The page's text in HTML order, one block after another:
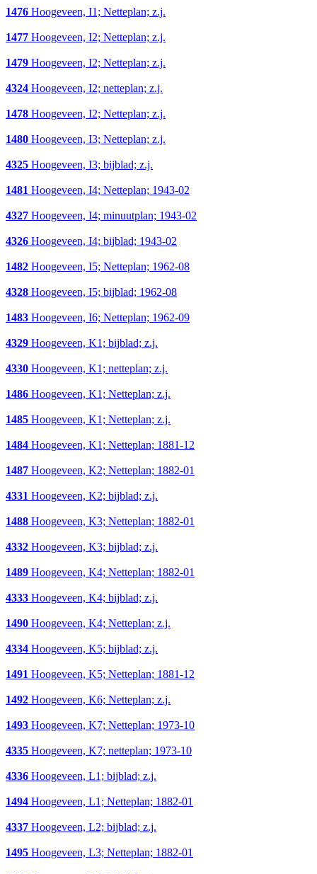
1476 Hoogeveen, I1; Netteplan; z.j.
1477 Hoogeveen, I2; Netteplan; z.j.
1479 Hoogeveen, I2; Netteplan; z.j.
4324 Hoogeveen, I2; netteplan; z.j.
1478 Hoogeveen, I2; Netteplan; z.j.
1480 Hoogeveen, I3; Netteplan; z.j.
4325 Hoogeveen, I3; bijblad; z.j.
1481 Hoogeveen, I4; Netteplan; 1943-02
4327 Hoogeveen, I4; minuutplan; 1943-02
4326 Hoogeveen, I4; bijblad; 1943-02
1482 Hoogeveen, I5; Netteplan; 1962-08
4328 Hoogeveen, I5; bijblad; 1962-08
1483 Hoogeveen, I6; Netteplan; 1962-09
4329 Hoogeveen, K1; bijblad; z.j.
4330 Hoogeveen, K1; netteplan; z.j.
1486 Hoogeveen, K1; Netteplan; z.j.
1485 Hoogeveen, K1; Netteplan; z.j.
1484 Hoogeveen, K1; Netteplan; 1881-12
1487 Hoogeveen, K2; Netteplan; 1882-01
4331 Hoogeveen, K2; bijblad; z.j.
1488 Hoogeveen, K3; Netteplan; 1882-01
4332 Hoogeveen, K3; bijblad; z.j.
1489 Hoogeveen, K4; Netteplan; 1882-01
4333 Hoogeveen, K4; bijblad; z.j.
1490 Hoogeveen, K4; Netteplan; z.j.
4334 Hoogeveen, K5; bijblad; z.j.
1491 Hoogeveen, K5; Netteplan; 1881-12
1492 Hoogeveen, K6; Netteplan; z.j.
1493 Hoogeveen, K7; Netteplan; 1973-10
4335 Hoogeveen, K7; netteplan; 1973-10
4336 Hoogeveen, L1; bijblad; z.j.
1494 Hoogeveen, L1; Netteplan; 1882-01
4337 Hoogeveen, L2; bijblad; z.j.
1495 Hoogeveen, L3; Netteplan; 1882-01